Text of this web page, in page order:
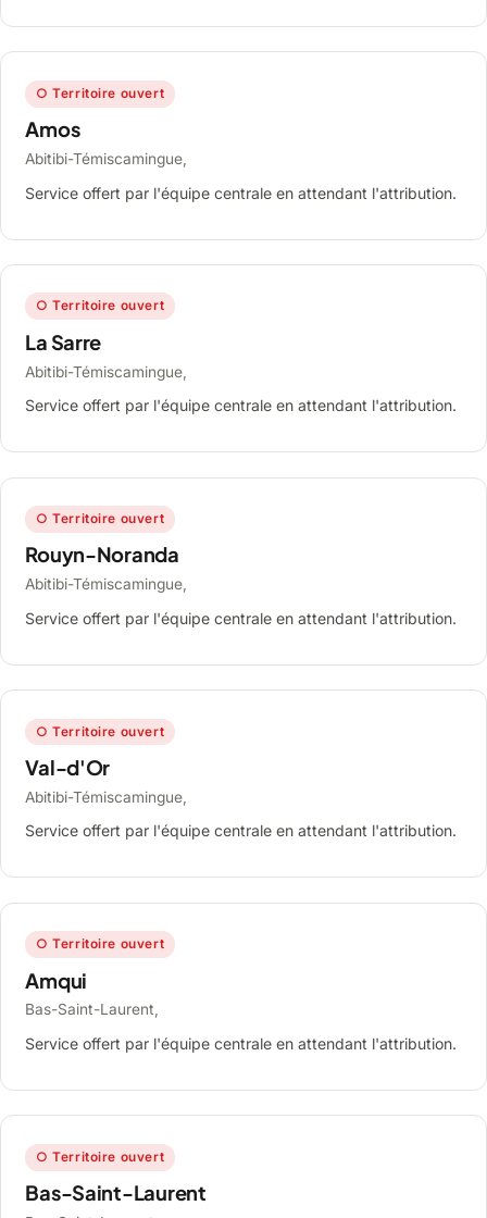
○ Territoire ouvert
Amos
Abitibi-Témiscamingue,
Service offert par l'équipe centrale en attendant l'attribution.
○ Territoire ouvert
La Sarre
Abitibi-Témiscamingue,
Service offert par l'équipe centrale en attendant l'attribution.
○ Territoire ouvert
Rouyn-Noranda
Abitibi-Témiscamingue,
Service offert par l'équipe centrale en attendant l'attribution.
○ Territoire ouvert
Val-d'Or
Abitibi-Témiscamingue,
Service offert par l'équipe centrale en attendant l'attribution.
○ Territoire ouvert
Amqui
Bas-Saint-Laurent,
Service offert par l'équipe centrale en attendant l'attribution.
○ Territoire ouvert
Bas-Saint-Laurent